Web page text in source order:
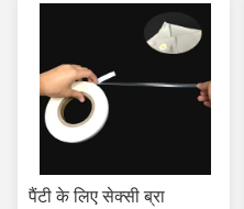
पैंटी के लिए सेक्सी ब्रा